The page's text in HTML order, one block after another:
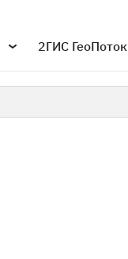
2ГИС ГеоПоток